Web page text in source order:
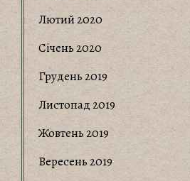
Лютий 2020
Січень 2020
Грудень 2019
Листопад 2019
Жовтень 2019
Вересень 2019